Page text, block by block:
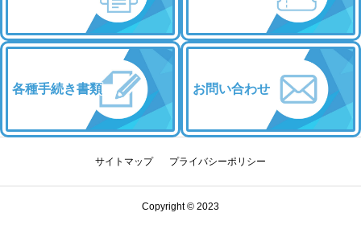
各種手続き書類 お問い合わせ
サイトマップ プライバシーポリシー
Copyright © 2023